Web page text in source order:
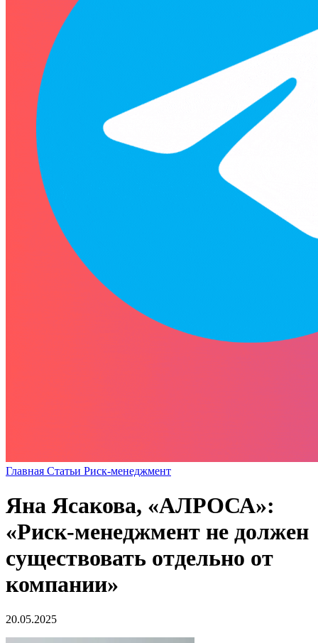
Главная Статьи Риск-менеджмент
Яна Ясакова, «АЛРОСА»:
«Риск-менеджмент не должен
существовать отдельно от
компании»
20.05.2025